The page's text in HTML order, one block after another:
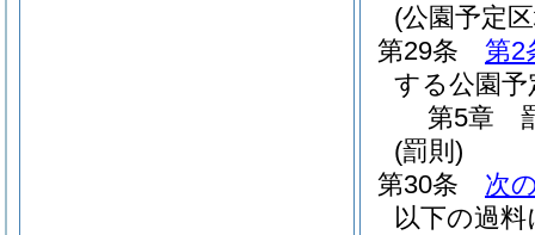
(公園予定
第29条
第2
する公園
第5章
(罰則)
第30条
次
以下の過